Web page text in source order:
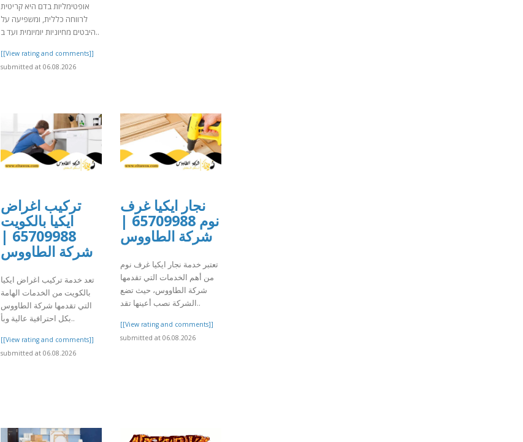
אופטימליות בדם היא קריטית
לרווחה כללית, ומשפיעה על
היבטים מחיוניות יומיומית ועד ב..
[[View rating and comments]]
submitted at 06.08.2026
تركيب اغراض
ايكيا بالكويت
65709988 |
شركة الطاووس
تعد خدمة تركيب اغراض ايكيا
بالكويت من الخدمات الهامة
التي تقدمها شركة الطاووس
بكل احترافية عالية وبأ..
[[View rating and comments]]
submitted at 06.08.2026
نجار ايكيا غرف
نوم 65709988 |
شركة الطاووس
تعتبر خدمة نجار ايكيا غرف نوم
من أهم الخدمات التي تقدمها
شركة الطاووس، حيث تضع
الشركة نصب أعينها تقد..
[[View rating and comments]]
submitted at 06.08.2026